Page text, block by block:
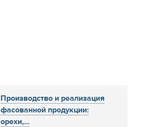
Производство и реализация
фасованной продукции:
орехи,...